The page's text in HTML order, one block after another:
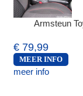
Armsteun
€ 79,99
MEER INFO
meer info